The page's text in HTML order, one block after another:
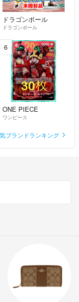
ドラゴンボール
ドラゴンボール
6
ONE PIECE
ワンピース
ブランドランキング